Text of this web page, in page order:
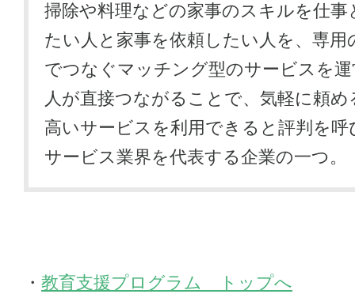
掃除や料理などの家事のスキルを仕事
たい人と家事を依頼したい人を、専用
でつなぐマッチング型のサービスを
人が直接つながることで、気軽に頼め
高いサービスを利用できると評判を呼
サービス業界を代表する企業の一つ。
教育支援プログラム トップへ